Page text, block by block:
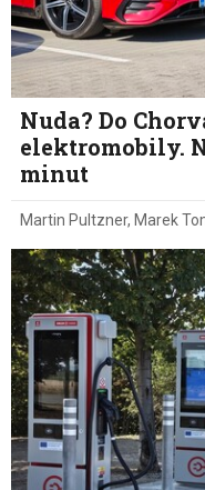
Nuda? Do
elektromobily.
minut
Martin Pultzner, Marek